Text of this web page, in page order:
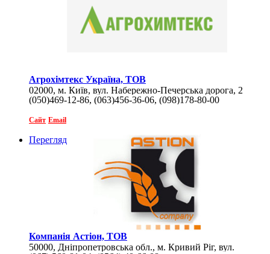
Агрохімтекс Україна, ТОВ
02000, м. Київ, вул. Набережно-Печерська дорога, 2
(050)469-12-86, (063)456-36-06, (098)178-80-00
Сайт Email
Перегляд
Компанія Астіон, ТОВ
50000, Дніпропетровська обл., м. Кривий Ріг, вул.